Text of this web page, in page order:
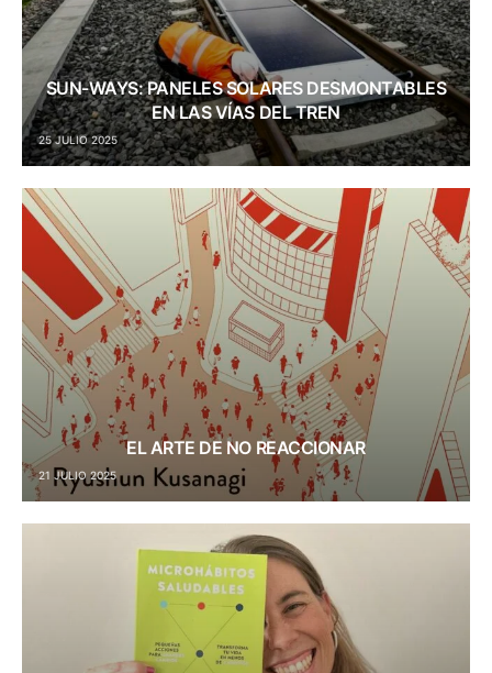
SUN-WAYS: PANELES SOLARES DESMONTABLES
EN LAS VÍAS DEL TREN
25 JULIO 2025
EL ARTE DE NO REACCIONAR
21 JULIO 2025